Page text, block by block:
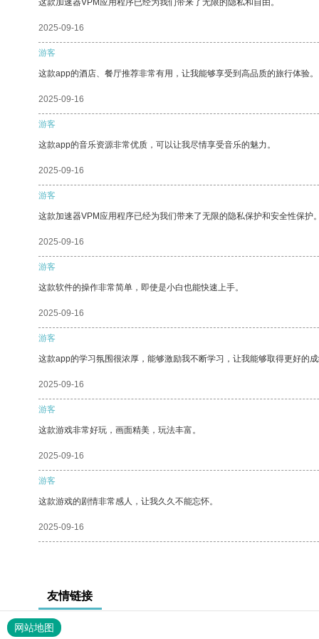
这款加速器VPM应用程序已经为我们带来了无限的隐私和自由。
2025-09-16
游客
这款app的酒店、餐厅推荐非常有用，让我能够享受到高品质的旅行体验。
2025-09-16
游客
这款app的音乐资源非常优质，可以让我尽情享受音乐的魅力。
2025-09-16
游客
这款加速器VPM应用程序已经为我们带来了无限的隐私保护和安全性保护
2025-09-16
游客
这款软件的操作非常简单，即使是小白也能快速上手。
2025-09-16
游客
这款app的学习氛围很浓厚，能够激励我不断学习，让我能够取得更好的
2025-09-16
游客
这款游戏非常好玩，画面精美，玩法丰富。
2025-09-16
游客
这款游戏的剧情非常感人，让我久久不能忘怀。
2025-09-16
友情链接
网站地图